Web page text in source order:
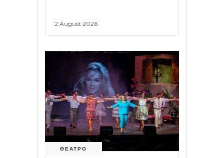
2 August 2026
ΘΕΑΤΡΟ